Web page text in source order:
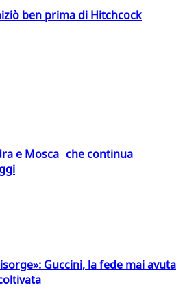
ben prima di Hitchcock
e Mosca che continua
Guccini, la fede mai avuta